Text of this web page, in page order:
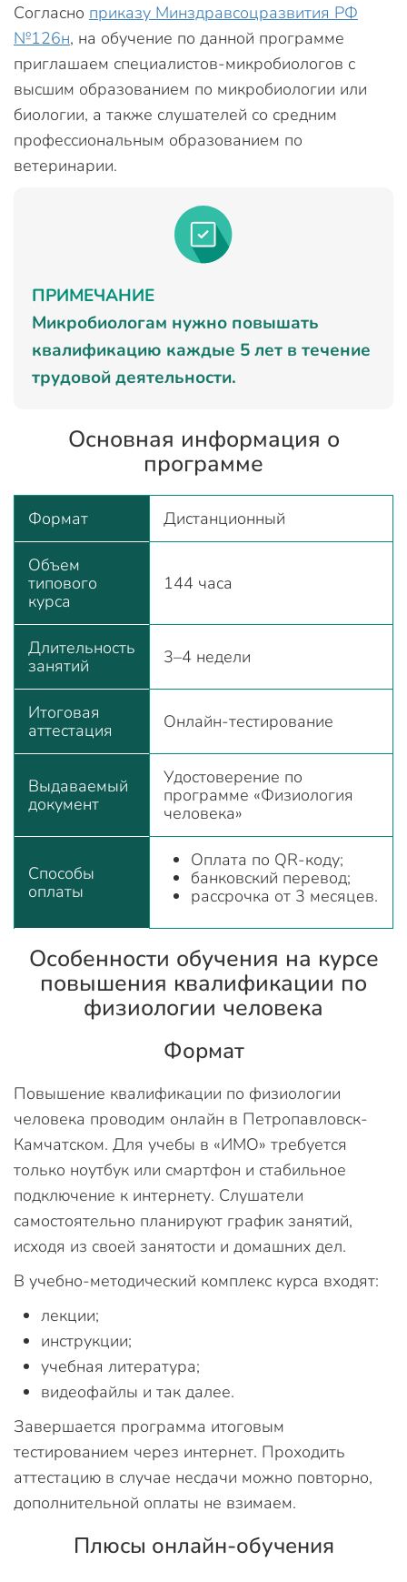
Согласно приказу Минздравсоцразвития РФ
№126н, на обучение по данной программе
приглашаем специалистов-микробиологов с
высшим образованием по микробиологии или
биологии, а также слушателей со средним
профессиональным образованием по
ветеринарии.
ПРИМЕЧАНИЕ
Микробиологам нужно повышать
квалификацию каждые 5 лет в течение
трудовой деятельности.
Основная информация о
программе
Формат Дистанционный
Объем
типового
курса
144 часа
Длительность
занятий
3–4 недели
Итоговая
аттестация
Онлайн-тестирование
Выдаваемый
документ
Удостоверение по
программе «Физиология
человека»
Способы
оплаты
Оплата по QR-коду;
банковский перевод;
рассрочка от 3 месяцев.
Особенности обучения на курсе
повышения квалификации по
физиологии человека
Формат
Повышение квалификации по физиологии
человека проводим онлайн в Петропавловск-
Камчатском. Для учебы в «ИМО» требуется
только ноутбук или смартфон и стабильное
подключение к интернету. Слушатели
самостоятельно планируют график занятий,
исходя из своей занятости и домашних дел.
В учебно-методический комплекс курса входят:
лекции;
инструкции;
учебная литература;
видеофайлы и так далее.
Завершается программа итоговым
тестированием через интернет. Проходить
аттестацию в случае несдачи можно повторно,
дополнительной оплаты не взимаем.
Плюсы онлайн-обучения